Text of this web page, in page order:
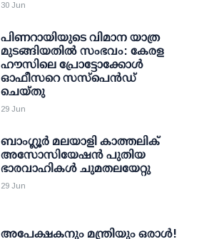
30 Jun
പിണറായിയുടെ വിമാന യാത്ര
മുടങ്ങിയതില്‍ സംഭവം: കേരള
ഹൗസിലെ പ്രോട്ടോക്കോള്‍
ഓഫീസറെ സസ്‌പെന്‍ഡ്
ചെയ്തു
29 Jun
ബാംഗ്ലൂർ മലയാളി കാത്തലിക്
അസോസിയേഷൻ പുതിയ
ഭാരവാഹികൾ ചുമതലയേറ്റു
29 Jun
അപേക്ഷകനും മന്ത്രിയും ഒരാള്‍!